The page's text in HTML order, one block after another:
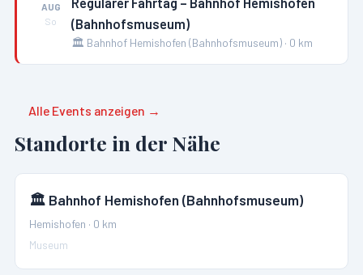
AUG
So
(Bahnhofsmuseum)
🏛️ Bahnhof Hemishofen (Bahnhofsmuseum) · 0 km
Alle Events anzeigen →
Standorte in der Nähe
🏛️ Bahnhof Hemishofen (Bahnhofsmuseum)
Hemishofen · 0 km
Museum